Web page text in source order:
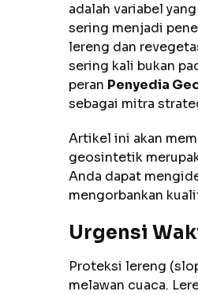
adalah variabel
sering menjadi
lereng dan
sering kali bukan
peran Penyedia
sebagai mitra
Artikel ini akan
geosintetik
Anda dapat
mengorbankan
Urgensi
Proteksi lereng
melawan cuaca.